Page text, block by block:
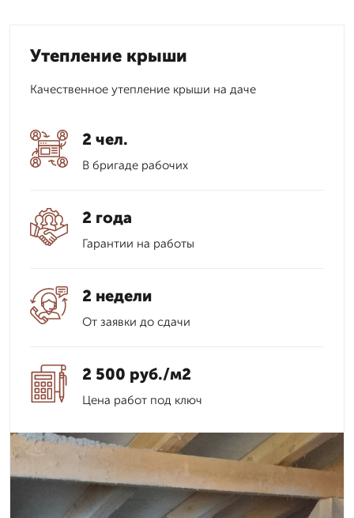
Утепление крыши
Качественное утепление крыши на даче
2 чел.
В бригаде рабочих
2 года
Гарантии на работы
2 недели
От заявки до сдачи
2 500 руб./м2
Цена работ под ключ